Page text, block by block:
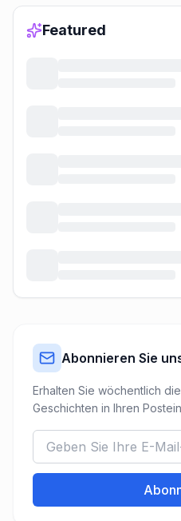
Featured
Abonnieren Sie
Erhalten Sie wöchentlich
Geschichten in Ihren